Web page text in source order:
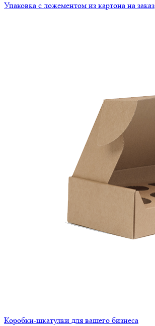
Упаковка с ложементом из картона на заказ
Коробки-шкатулки для вашего бизнеса